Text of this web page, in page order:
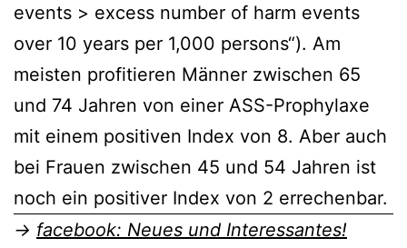
events > excess number of harm events
over 10 years per 1,000 persons“). Am
meisten profitieren Männer zwischen 65
und 74 Jahren von einer ASS-Prophylaxe
mit einem positiven Index von 8. Aber auch
bei Frauen zwischen 45 und 54 Jahren ist
noch ein positiver Index von 2 errechenbar.
→ facebook: Neues und Interessantes!